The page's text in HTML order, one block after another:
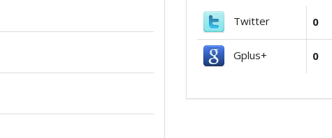
Twitter 0
Gplus+ 0